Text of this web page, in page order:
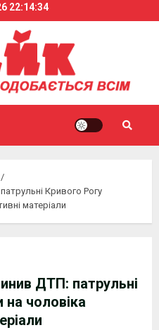
22:14:35
Кривого Рогу
матеріали
ДТП: патрульні
на чоловіка